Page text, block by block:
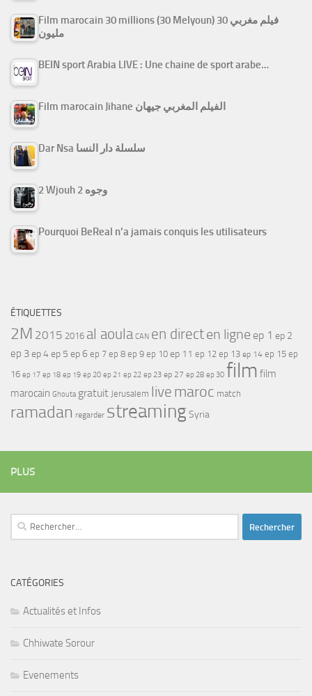
Film marocain 30 millions (30 Melyoun) فيلم مغربي 30
مليون
BEIN sport Arabia LIVE : Une chaine de sport arabe…
Film marocain Jihane الفيلم المغربي جيهان
Dar Nsa سلسلة دار النسا
2 Wjouh 2 وجوه
Pourquoi BeReal n’a jamais conquis les utilisateurs
ÉTIQUETTES
2M 2015 2016 al aoula CAN en directen ligne ep 1 ep 2
ep 3ep 4ep 5 ep 6 ep 7 ep 8 ep 9 ep 10 ep 11 ep 12 ep 13 ep 14 ep 15 ep
16 ep 17 ep 18 ep 19 ep 20 ep 21 ep 22 ep 23 ep 27 ep 28 ep 30 film film
marocain Ghouta gratuit Jerusalem live maroc match
ramadan regarder streamingSyria
PLUS
Rechercher :
CATÉGORIES
Actualités et Infos
Chhiwate Sorour
Evenements